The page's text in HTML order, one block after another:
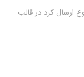
قالب